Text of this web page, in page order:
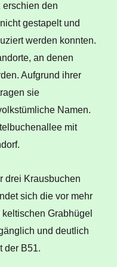
erschien den
gestapelt und
werden konnten.
an denen
Aufgrund ihrer
sie
Namen.
mit
drei Krausbuchen
sich die vor mehr
Grabhügel
und deutlich
der B51.